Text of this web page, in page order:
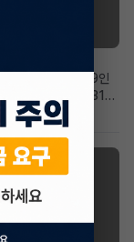
계
(KA4) 1.6 HEV 9인
원으로 2031년
지원금 2,365,000원
자상: 넓고 효율적인 패